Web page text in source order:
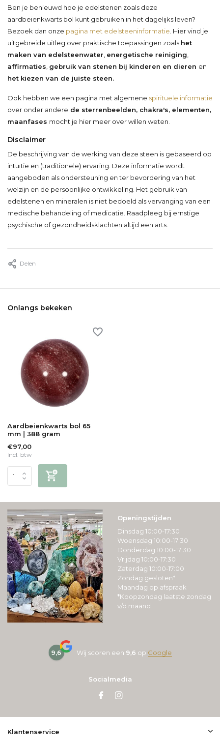
Ben je benieuwd hoe je edelstenen zoals deze
aardbeienkwarts bol kunt gebruiken in het dagelijks leven?
Bezoek dan onze pagina met edelsteeninformatie . Hier vind je
uitgebreide uitleg over praktische toepassingen zoals het
maken van edelsteenwater energetische reiniging
affirmaties gebruik van stenen bij kinderen en dieren en
het kiezen van de juiste steen.
Ook hebben we een pagina met algemene spirituele informatie
over onder andere de sterrenbeelden, chakra's, elementen,
maanfases mocht je hier meer over willen weten.
Disclaimer
De beschrijving van de werking van deze steen is gebaseerd op
intuïtie en (traditionele) ervaring. Deze informatie wordt
aangeboden als ondersteuning en ter bevordering van het
welzijn en de persoonlijke ontwikkeling. Het gebruik van
edelstenen en mineralen is niet bedoeld als vervanging van een
medische behandeling of medicatie. Raadpleeg bij ernstige
psychische of gezondheidsklachten altijd een arts.
Delen
Onlangs bekeken
Aardbeienkwarts bol 65
mm | 388 gram
€97,00
Incl. btw
Openingstijden
Dinsdag 10:00-17:30
Woensdag 10:00-17:30
Donderdag 10:00-17:30
Vrijdag 10:00-17:30
Zaterdag 10:00-17:00
Zondag gesloten*
Maandag op afspraak
*Koopzondag laatste zondag
v/d maand
9,6 Wij scoren een 9,6 op Google
Socialmedia
Klantenservice